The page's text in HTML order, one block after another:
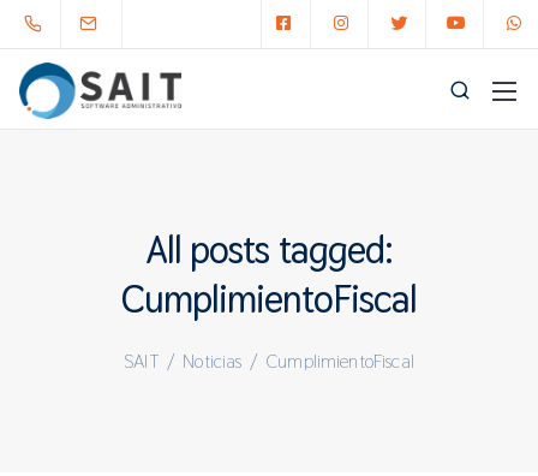
All posts tagged:
CumplimientoFiscal
SAIT / Noticias / CumplimientoFiscal